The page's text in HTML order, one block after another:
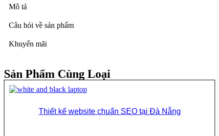
Mô tả
Câu hỏi về sản phẩm
Khuyến mãi
Sản Phẩm Cùng Loại
Thiết kế website chuẩn SEO tại Đà Nẵng